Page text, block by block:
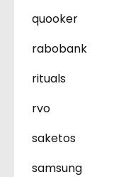
quooker
rabobank
rituals
rvo
saketos
samsung